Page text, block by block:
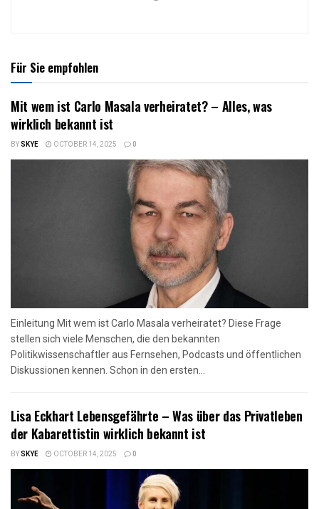
Für Sie empfohlen
Mit wem ist Carlo Masala verheiratet? – Alles, was
wirklich bekannt ist
BYSKYE OCTOBER 14, 2025 0
Einleitung Mit wem ist Carlo Masala verheiratet? Diese Frage
stellen sich viele Menschen, die den bekannten
Politikwissenschaftler aus Fernsehen, Podcasts und öffentlichen
Diskussionen kennen. Schon in den ersten...
Lisa Eckhart Lebensgefährte – Was über das Privatleben
der Kabarettistin wirklich bekannt ist
BYSKYE OCTOBER 14, 2025 0